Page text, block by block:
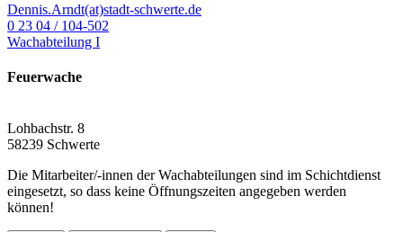
Dennis.Arndt(at)stadt-schwerte.de
0 23 04 / 104-502
Wachabteilung I
Feuerwache
Lohbachstr. 8
58239 Schwerte
Die Mitarbeiter/-innen der Wachabteilungen sind im Schichtdienst
eingesetzt, so dass keine Öffnungszeiten angegeben werden
können!